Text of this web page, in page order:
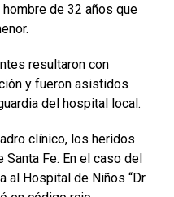
de 32 años que
resultaron con
y fueron asistidos
del hospital local.
clínico, los heridos
Fe. En el caso del
al Hospital de Niños “Dr.